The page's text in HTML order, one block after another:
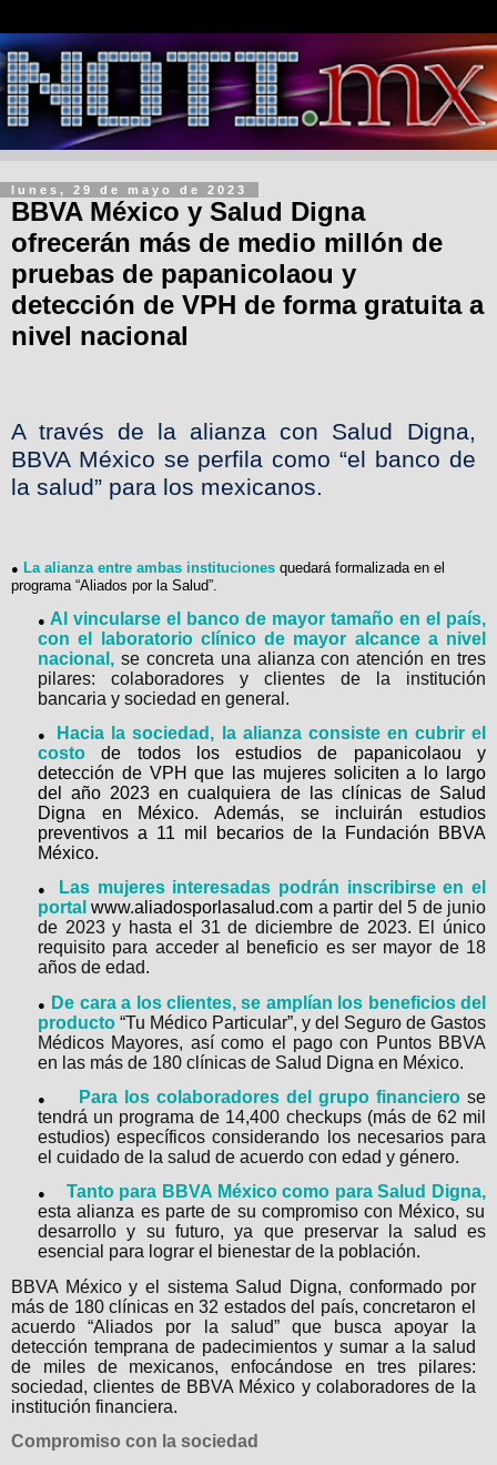
lunes, 29 de mayo de 2023
BBVA México y Salud Digna
ofrecerán más de medio millón de
pruebas de papanicolaou y
detección de VPH de forma gratuita a
nivel nacional
A través de la alianza con Salud Digna,
BBVA México se perfila como “el banco de
la salud” para los mexicanos.
● La alianza entre ambas instituciones quedará formalizada en el
programa “Aliados por la Salud”.
● Al vincularse el banco de mayor tamaño en el país,
con el laboratorio clínico de mayor alcance a nivel
nacional, se concreta una alianza con atención en tres
pilares: colaboradores y clientes de la institución
bancaria y sociedad en general.
●
Hacia la sociedad, la alianza consiste en cubrir el
costode todos los estudios de papanicolaou y
detección de VPH que las mujeres soliciten a lo largo
del año 2023 en cualquiera de las clínicas de Salud
Digna en México. Además, se incluirán estudios
preventivos a 11 mil becarios de la Fundación BBVA
México.
●
Las mujeres interesadas podrán inscribirse en el
portal www.aliadosporlasalud.com a partir del 5 de junio
de 2023 y hasta el 31 de diciembre de 2023. El único
requisito para acceder al beneficio es ser mayor de 18
años de edad.
●
De cara a los clientes, se amplían los beneficios del
producto “Tu Médico Particular”, y del Seguro de Gastos
Médicos Mayores, así como el pago con Puntos BBVA
en las más de 180 clínicas de Salud Digna en México.
● Para los colaboradores del grupo financiero se
tendrá un programa de 14,400 checkups (más de 62 mil
estudios) específicos considerando los necesarios para
el cuidado de la salud de acuerdo con edad y género.
●
Tanto para BBVA México como para Salud Digna,
esta alianza es parte de su compromiso con México, su
desarrollo y su futuro, ya que preservar la salud es
esencial para lograr el bienestar de la población.
BBVA México y el sistema Salud Digna, conformado por
más de 180 clínicas en 32 estados del país, concretaron el
acuerdo “Aliados por la salud” que busca apoyar la
detección temprana de padecimientos y sumar a la salud
de miles de mexicanos, enfocándose en tres pilares:
sociedad, clientes de BBVA México y colaboradores de la
institución financiera.
Compromiso con la sociedad